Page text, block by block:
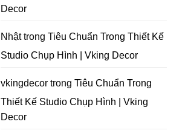
Tại
Đà
Nẵng
|
Decor
Nhậttrong Tiêu Chuẩn Trong Thiết Kế
Studio Chụp Hình | Vking Decor
vkingdecor trong Tiêu Chuẩn Trong
Thiết Kế Studio Chụp Hình | Vking
Decor